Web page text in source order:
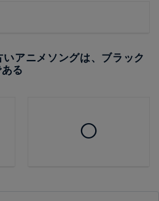
アニメソングは、ブラック
る
◯